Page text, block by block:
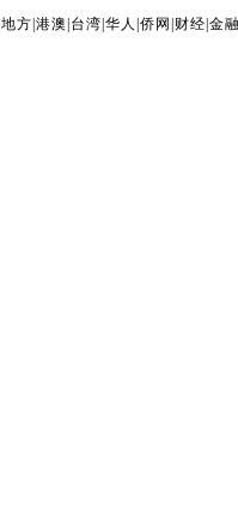
地方 港澳 台湾 华人 侨网 财经 金融